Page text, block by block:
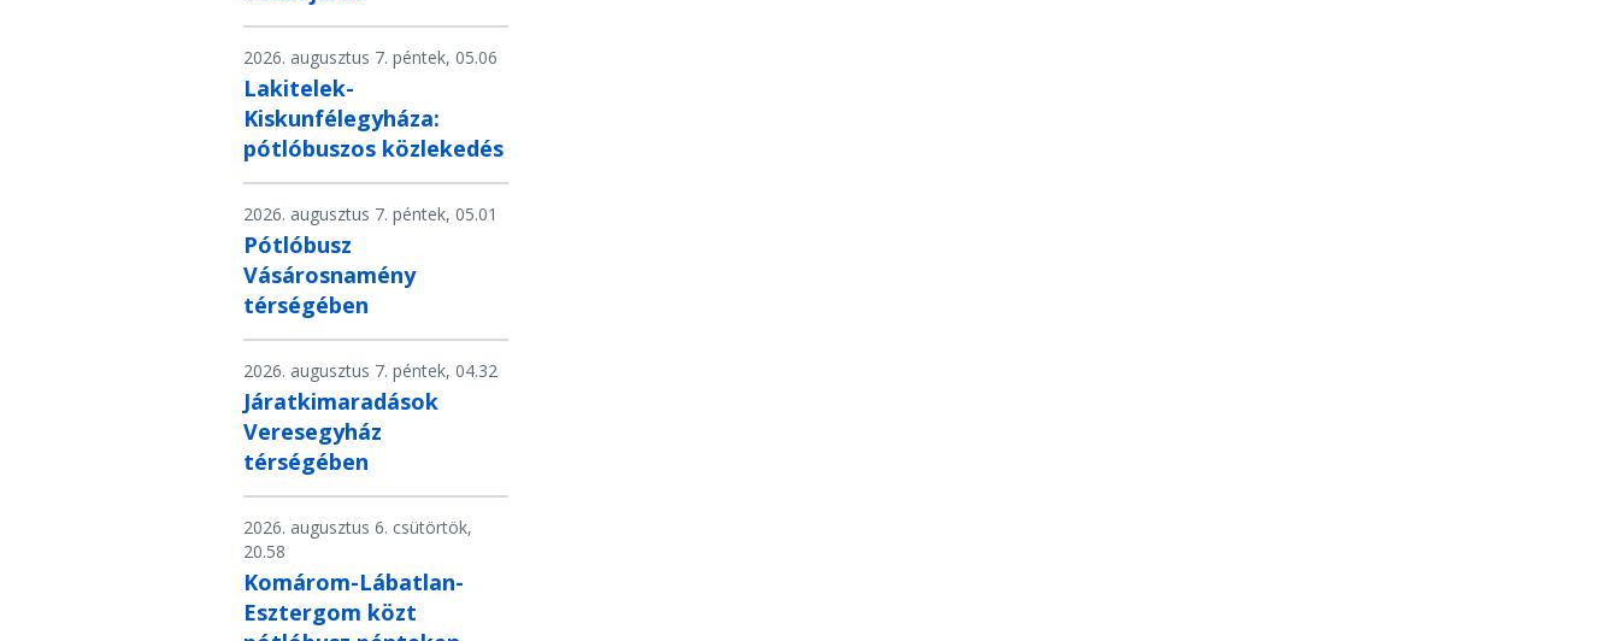
2026. augusztus 7. péntek, 05.06
Lakitelek-
Kiskunfélegyháza:
pótlóbuszos közlekedés
2026. augusztus 7. péntek, 05.01
Pótlóbusz
Vásárosnamény
térségében
2026. augusztus 7. péntek, 04.32
Járatkimaradások
Veresegyház
térségében
2026. augusztus 6. csütörtök,
20.58
Komárom-Lábatlan-
Esztergom közt